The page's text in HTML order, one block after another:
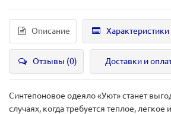
Описание Характеристики
Отзывы (0) Доставки и
Синтепоновое одеяло «Уют» станет
случаях, когда требуется теплое,